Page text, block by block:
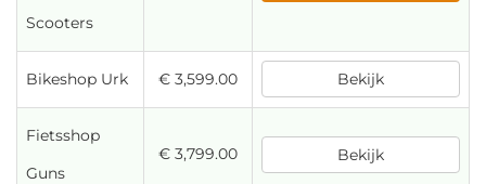
Scooters
Bikeshop Urk € 3,599.00 Bekijk
Fietsshop
Guns
€ 3,799.00 Bekijk